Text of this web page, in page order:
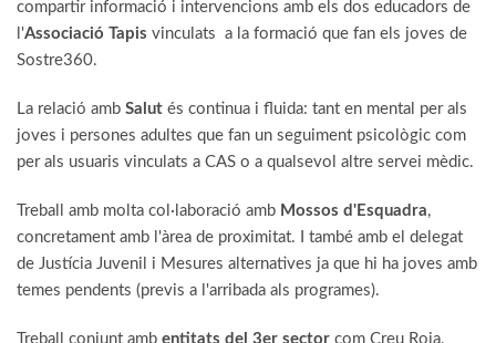
compartir informació i intervencions amb els dos educadors de
l'Associació Tapis vinculats a la formació que fan els joves de
Sostre360.
La relació amb Salut és continua i fluida: tant en mental per als
joves i persones adultes que fan un seguiment psicològic com
per als usuaris vinculats a CAS o a qualsevol altre servei mèdic.
Treball amb molta col·laboració amb Mossos d'Esquadra,
concretament amb l'àrea de proximitat. I també amb el delegat
de Justícia Juvenil i Mesures alternatives ja que hi ha joves amb
temes pendents (previs a l'arribada als programes).
Treball conjunt amb entitats del 3er sector com Creu Roja,